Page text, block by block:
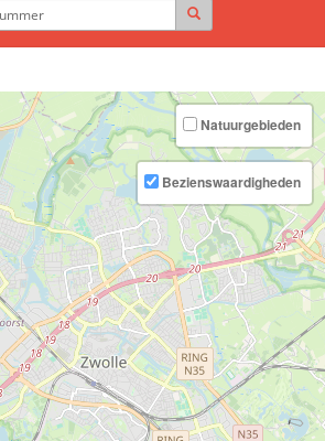
Natuurgebieden
Bezienswaardigheden